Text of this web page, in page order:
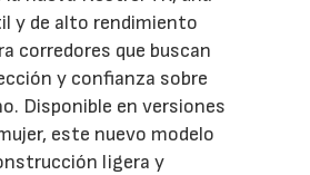
y de alto rendimiento
corredores que buscan
y confianza sobre
Disponible en versiones
este nuevo modelo
ligera y